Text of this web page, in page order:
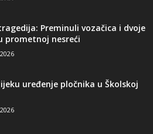
Preminuli vozačica i dvoje
prometnoj nesreći
uređenje pločnika u Školskoj